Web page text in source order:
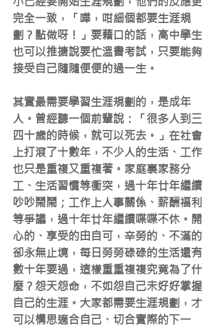
完全一致，「嘩，咁細個都要生涯規
劃？點做呀！」要藉口的話，高中學生
也可以推搪說要忙溫書考試，只要能夠
接受自己隨隨便便的過一生。
其實最需要學習生涯規劃的，是成年
人。曾經聽一個前輩說：「很多人到三
四十歲的時候，就可以死去。」在社會
上打滾了十數年，不少人的生活、工作
也只是重複又重複著。家庭裏家務分
工、生活習慣等衝突，過十年廿年繼續
吵吵鬧鬧；工作上人事關係、薪酬福利
等爭議，過十年廿年繼續喋喋不休。開
心的、享受的由自可，辛勞的、不滿的
卻永無止境，每日勞勞碌碌的生活還有
數十年要過，這樣重重複複究竟為了什
麼？怨天怨命，不如怨自己未好好掌握
自己的生涯。大家都需要生涯規劃，才
可以構思適合自己、切合實際的下一